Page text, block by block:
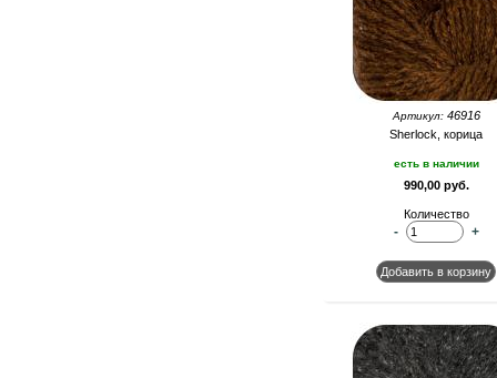
Артикул: 46916
Sherlock, корица
есть в наличии
990,00 руб.
Количество
- +